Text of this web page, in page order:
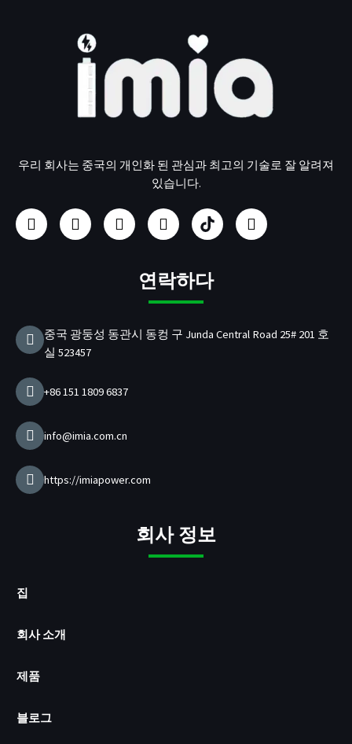
우리 회사는 중국의 개인화 된 관심과 최고의 기술로 잘 알려져
있습니다.
페
이
스
인
스
타
유
튜
브
링
크
드
U
S
B
P
D
전
기
트
위
터
연락하다
중국 광둥성 동관시 동컹 구 Junda Central Road 25# 201 호
실 523457
+86 151 1809 6837
info@imia.com.cn
https://imiapower.com
회사 정보
집
회사 소개
제품
블로그